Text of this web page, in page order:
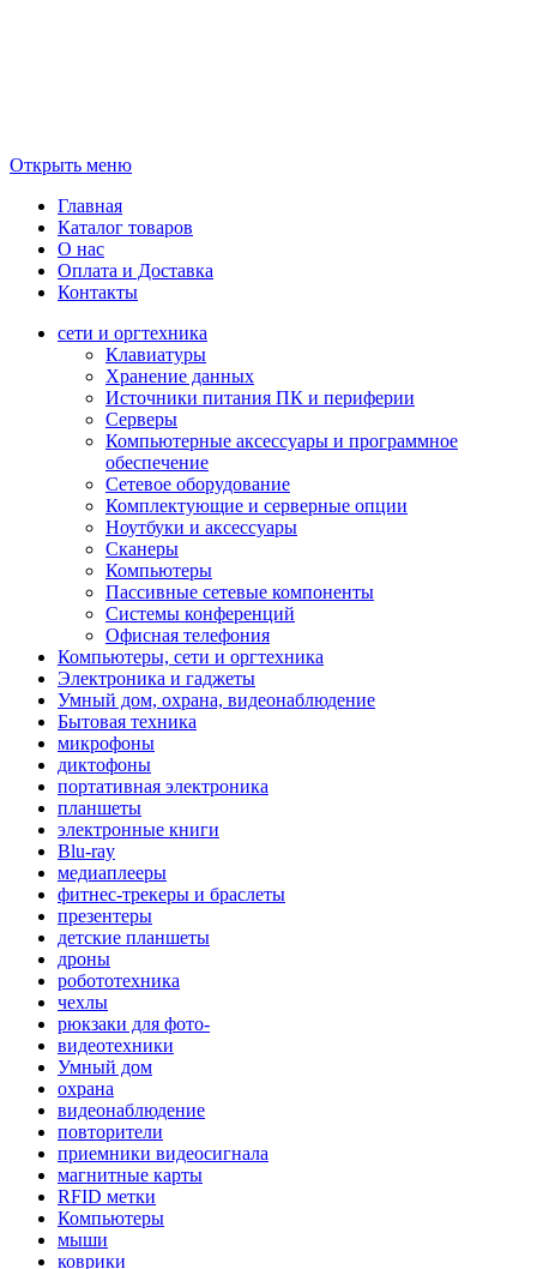
Открыть меню
Главная
Каталог товаров
О нас
Оплата и Доставка
Контакты
сети и оргтехника
Клавиатуры
Хранение данных
Источники питания ПК и периферии
Серверы
Компьютерные аксессуары и программное
обеспечение
Сетевое оборудование
Комплектующие и серверные опции
Ноутбуки и аксессуары
Сканеры
Компьютеры
Пассивные сетевые компоненты
Системы конференций
Офисная телефония
Компьютеры, сети и оргтехника
Электроника и гаджеты
Умный дом, охрана, видеонаблюдение
Бытовая техника
микрофоны
диктофоны
портативная электроника
планшеты
электронные книги
Blu-ray
медиаплееры
фитнес-трекеры и браслеты
презентеры
детские планшеты
дроны
робототехника
чехлы
рюкзаки для фото-
видеотехники
Умный дом
охрана
видеонаблюдение
повторители
приемники видеосигнала
магнитные карты
RFID метки
Компьютеры
мыши
коврики